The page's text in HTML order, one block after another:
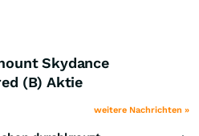
Skydance
(B) Aktie
weitere Nachrichten »